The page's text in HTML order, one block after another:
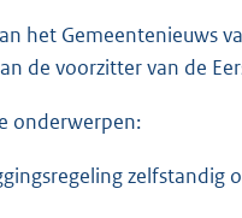
o
o
t
:
het Gemeentenieuws
de voorzitter van de
onderwerpen:
zelfstandig